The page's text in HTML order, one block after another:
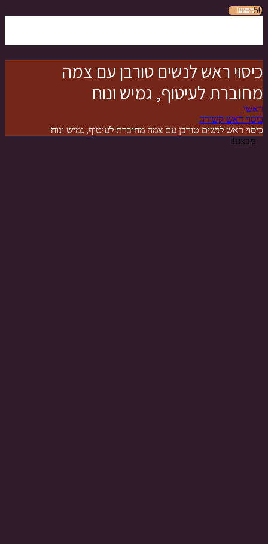
כיסוי ראש לנשים טורבן עם צמה
מחוברת לעיטוף, גמיש ונוח
ראשי
כיסוי ראש קשירה
כיסוי ראש לנשים טורבן עם צמה מחוברת לעיטוף, גמיש ונוח
מבצע!
מבצע!
מבצע!
מבצע!
מבצע!
מבצע!
מבצע!
מבצע!